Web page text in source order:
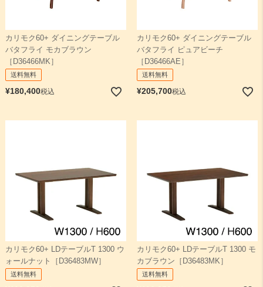
カリモク60+ ダイニングテーブル
バタフライ モカブラウン
［D36466MK］
送料無料
¥180,400税込
カリモク60+ ダイニングテーブル
バタフライ ピュアビーチ
［D36466AE］
送料無料
¥205,700税込
カリモク60+ LDテーブルT 1300 ウ
ォールナット［D36483MW］
送料無料
カリモク60+ LDテーブルT 1300 モ
カブラウン［D36483MK］
送料無料